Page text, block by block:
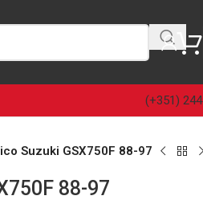
(+351)
Suzuki GSX750F 88-97
88-97